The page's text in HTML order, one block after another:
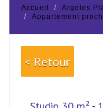
Accueil
Argeles
Appartement
< Retour